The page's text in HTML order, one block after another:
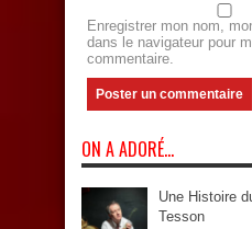
Enregistrer mon nom,
dans le navigateur pour
commentaire.
ON A ADORÉ…
Une Histoire
Tesson